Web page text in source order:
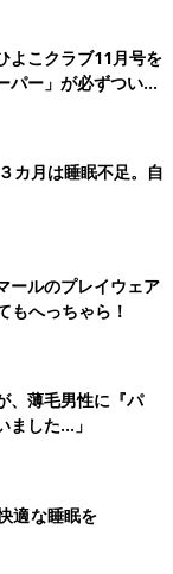
よこクラブ11月号を
パー」が必ずついて
カ月は睡眠不足。自
ールのプレイウェア
もへっちゃら！
、薄毛男性に『パ
ました…」
適な睡眠を